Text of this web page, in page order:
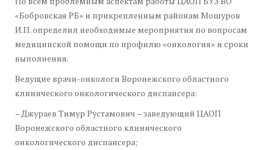
«Бобровская РБ» и прикрепленным районам Мошуров
И.П. определил необходимые мероприятия по вопросам
медицинской помощи по профилю «онкология» и сроки
выполнения.
Ведущие врачи-онкологи Воронежского областного
клинического онкологического диспансера:
– Джураев Тимур Рустамович – заведующий ЦАОП
Воронежского областного клинического
онкологического диспансера;